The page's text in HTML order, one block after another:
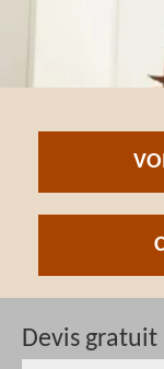
Devis